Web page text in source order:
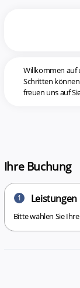
Willkommen auf
Schritten
freuen uns auf
Ihre Buchung
1 Leistungen
Bitte wählen Sie